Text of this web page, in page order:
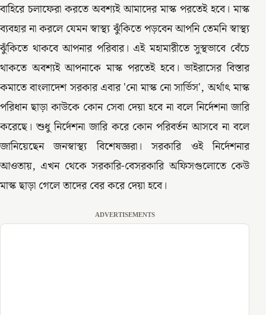
বাহিরে চলাফেরা করতে অবশ্যই আমাদের মাস্ক পরতেই হবে। মাস্ক
ব্যবহার না করলে যেমন স্বাস্থ্য ঝুঁকিতে পড়বেন আপনি তেমনি স্বাস্থ্য
ঝুঁকিতে থাকবে আপনার পরিবার। এই মহামারীতে সুস্থভাবে বেঁচে
থাকতে অবশ্যই আপনাকে মাস্ক পরতেই হবে। ভাইরাসের বিস্তার
কমাতে বাংলাদেশ সরকার এবার 'নো মাস্ক নো সার্ভিস', অর্থাৎ মাস্ক
পরিধান ছাড়া কাউকে কোন সেবা দেয়া হবে না বলে নির্দেশনা জারি
করেছে। শুধু নির্দেশনা জারি করে কোন পরিবর্তন আসবে না বলে
জানিয়েছেন জনস্বাস্থ্য বিশেষজ্ঞরা। সরকারি ওই নির্দেশনার
আওতায়, এখন থেকে সরকারি-বেসরকারি অফিসগুলোতে কেউ
মাস্ক ছাড়া গেলে তাদের বের করে দেয়া হবে।
ADVERTISEMENTS